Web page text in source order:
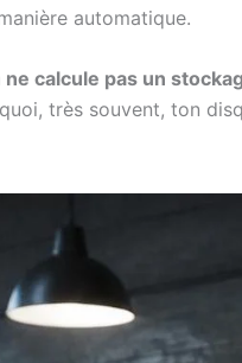
automatique.
ne calcule pas un
très souvent, ton